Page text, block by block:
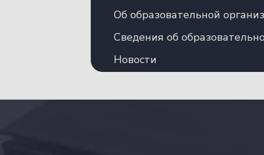
Новости
Сведения об
Об образовательной